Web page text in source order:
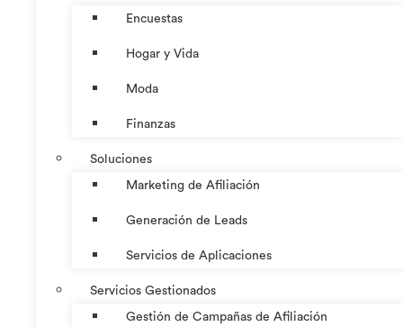
Encuestas
Hogar y Vida
Moda
Finanzas
Soluciones
Marketing de Afiliación
Generación de Leads
Servicios de Aplicaciones
Servicios Gestionados
Gestión de Campañas de Afiliación